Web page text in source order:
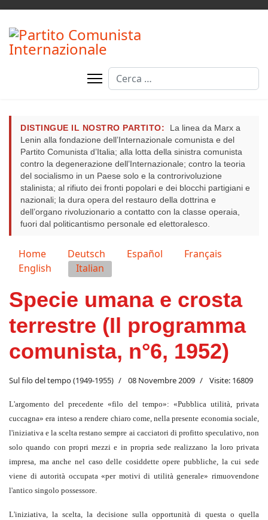
Cerca
DISTINGUE IL NOSTRO PARTITO:
La linea da Marx a
Lenin alla fondazione dell’Internazionale comunista e del
Partito Comunista d’Italia; alla lotta della sinistra comunista
contro la degenerazione dell’Internazionale; contro la teoria
del socialismo in un Paese solo e la controrivoluzione
stalinista; al rifiuto dei fronti popolari e dei blocchi partigiani e
nazionali; la dura opera del restauro della dottrina e
dell’organo rivoluzionario a contatto con la classe operaia,
fuori dal politicantismo personale ed elettoralesco.
Seleziona la tua lingua
Home Deutsch Español
Français
English
Italian
Specie umana e crosta
terrestre (Il programma
comunista, n°6, 1952)
Sul filo del tempo (1949-1955) 08 Novembre 2009 Visite: 16809
L'argomento del precedente «filo del tempo»: «Pubblica utilità, privata
cuccagna» era inteso a rendere chiaro come, nella presente economia sociale,
l'iniziativa e la scelta restano sempre ai cacciatori di profitto speculativo, non
solo quando con propri mezzi e in propria sede realizzano la loro privata
impresa, ma anche nel caso delle cosiddette opere pubbliche, la cui sede
viene di autorità occupata «per motivi di utilità generale» rimuovendone
l'antico singolo possessore.
L'iniziativa, la scelta, la decisione sulla opportunità di questa o quella